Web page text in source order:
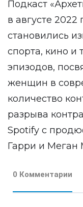
Подкаст
в августе
становились
спорта, кино и
эпизодов,
женщин в
количество
разрыва
Spotify с
Гарри и Меган
0 Комментарии